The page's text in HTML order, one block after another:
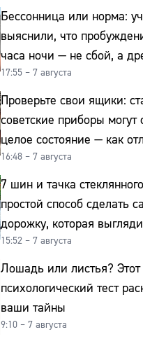
Бессонница или норма:
выяснили, что
часа ночи — не сбой, а
биологический ритм
17:55 – 7 августа
Проверьте свои ящики:
советские приборы могут
целое состояние — как
подделку от мельхиора
16:48 – 7 августа
7 шин и тачка
простой способ сделать
дорожку, которая
гранита
15:52 – 7 августа
Лошадь или листья? Этот
психологический тест
ваши тайны
9:10 – 7 августа